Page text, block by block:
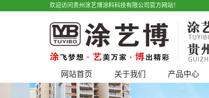
欢迎访问贵州涂艺博涂料科技有限公司官方网站！
网站首页 关于我们
公司简介
产品中心